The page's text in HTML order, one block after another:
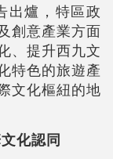
出爐，特區政
創意產業方面
、提升西九文
特色的旅遊產
文化樞紐的地
化認同